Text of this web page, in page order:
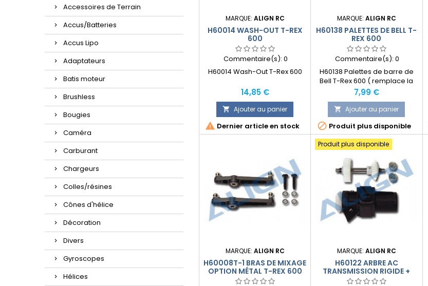
Accessoires de Terrain
Accus/Batteries
Accus Lipo
Adaptateurs
Batis moteur
Brushless
Bougies
Caméra
Carburant
Chargeurs
Colles/résines
Cônes d'hélice
Décoration
Divers
Gyroscopes
Hélices
MARQUE: ALIGN RC
H60014 WASH-OUT T-REX
600
Commentaire(s): 0
H60014 Wash-Out T-Rex 600
Prix
14,85 €
 Ajouter au panier
 Dernier article en stock
MARQUE: ALIGN RC
H60138 PALETTES DE BELL T-
REX 600
Commentaire(s): 0
H60138 Palettes de barre de
Bell T-Rex 600 ( remplace la
référence H60011 )
Prix
7,99 €
 Ajouter au panier
 Produit plus disponible
MARQUE: ALIGN RC
H60008T-1 BRAS DE MIXAGE
OPTION MÉTAL T-REX 600
Produit plus disponible
MARQUE: ALIGN RC
H60122 ARBRE AC
TRANSMISSION RIGIDE +
CARTER T-REX 600